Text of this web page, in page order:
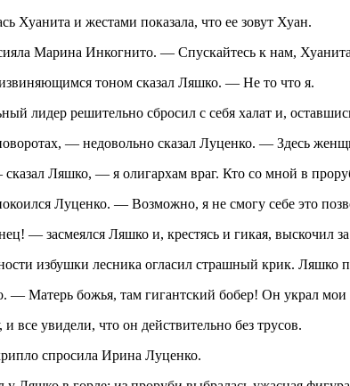
Хуанита и жестами показала, что ее зовут Хуан.
Марина Инкогнито. — Спускайтесь к нам,
тоном сказал Ляшко. — Не то что я.
лидер решительно сбросил с себя халат и,
— недовольно сказал Луценко. — Здесь
Ляшко, — я олигархам враг. Кто со мной в
Луценко. — Возможно, я не смогу себе это
— засмеялся Ляшко и, крестясь и гикая, выскочил
избушки лесника огласил страшный крик. Ляшко
Матерь божья, там гигантский бобер! Он украл мои
все увидели, что он действительно без трусов.
спросила Ирина Луценко.